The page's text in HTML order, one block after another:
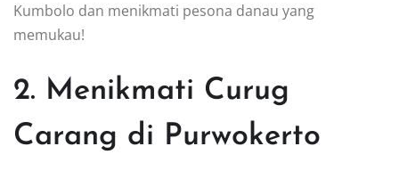
Kumbolo dan menikmati pesona danau yang
memukau!
2. Menikmati Curug
Carang di Purwokerto